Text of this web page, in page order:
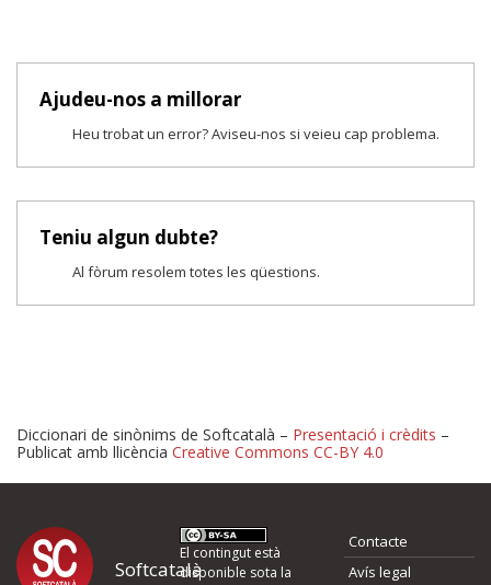
Ajudeu-nos a millorar
Heu trobat un error? Aviseu-nos si veieu cap problema.
Teniu algun dubte?
Al fòrum resolem totes les qüestions.
Proposeu-nos millores o
d'errors
Diccionari de sinònims de Softcatalà – Presentació i crèdits –
Publicat amb llicència Creative Commons CC-BY 4.0
Softcatalà
El contingut està
disponible sota la
Contacte
Avís legal